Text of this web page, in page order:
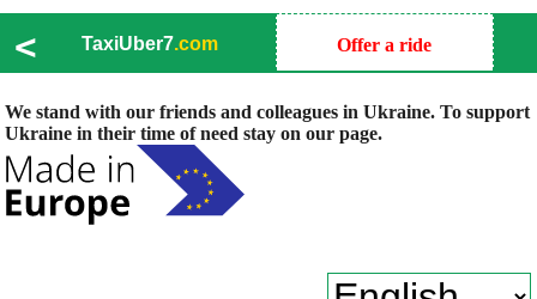
< TaxiUber7.com Offer a ride
We stand with our friends and colleagues in Ukraine. To support
Ukraine in their time of need stay on our page.